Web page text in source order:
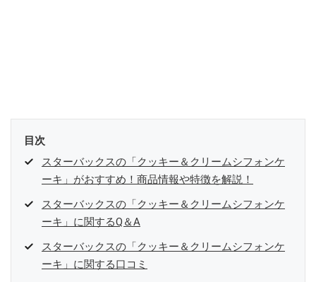
目次
スターバックスの「クッキー＆クリームシフォンケ
ーキ」がおすすめ！商品情報や特徴を解説！
スターバックスの「クッキー＆クリームシフォンケ
ーキ」に関するQ＆A
スターバックスの「クッキー＆クリームシフォンケ
ーキ」に関する口コミ